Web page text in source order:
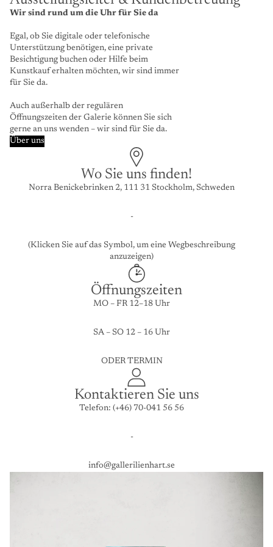
Wir sind rund um die Uhr für Sie da
Egal, ob Sie digitale oder telefonische
Unterstützung benötigen, eine private
Besichtigung buchen oder Hilfe beim
Kunstkauf erhalten möchten, wir sind immer
für Sie da.
Auch außerhalb der regulären
Öffnungszeiten der Galerie können Sie sich
gerne an uns wenden – wir sind für Sie da.
Über uns
Wo Sie uns finden!
Norra Benickebrinken 2, 111 31 Stockholm, Schweden
-
(Klicken Sie auf das Symbol, um eine Wegbeschreibung
anzuzeigen)
Öffnungszeiten
MO – FR 12–18 Uhr
SA – SO 12 – 16 Uhr
ODER TERMIN
Kontaktieren Sie uns
Telefon: (+46) 70-041 56 56
-
info@gallerilienhart.se